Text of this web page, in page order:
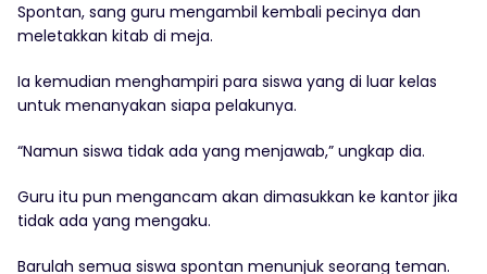
Spontan, sang guru mengambil kembali pecinya dan
meletakkan kitab di meja.
Ia kemudian menghampiri para siswa yang di luar kelas
untuk menanyakan siapa pelakunya.
“Namun siswa tidak ada yang menjawab,” ungkap dia.
Guru itu pun mengancam akan dimasukkan ke kantor jika
tidak ada yang mengaku.
Barulah semua siswa spontan menunjuk seorang teman.